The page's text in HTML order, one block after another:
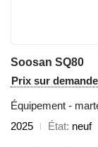
Soosan SQ80
Prix sur demande
Équipement -
2025
État neuf